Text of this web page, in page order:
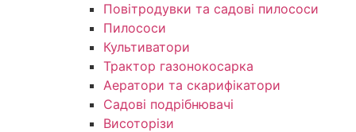
Повітродувки та садові пилососи
Пилососи
Культиватори
Трактор газонокосарка
Аератори та скарифікатори
Садові подрібнювачі
Висоторізи